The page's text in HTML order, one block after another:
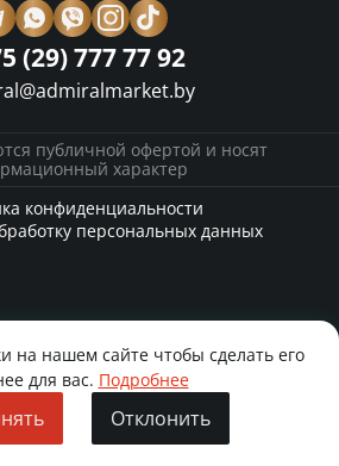
(29) 777 77 92
публичной офертой и носят
характер
конфиденциальности
персональных данных
на нашем сайте чтобы сделать его
для вас. Подробнее
Отклонить